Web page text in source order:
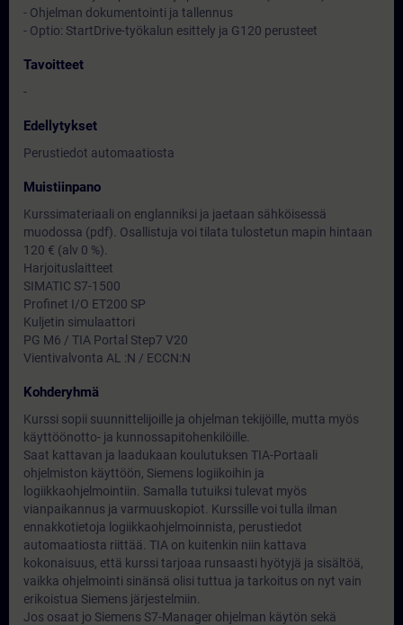
- Ohjelman dokumentointi ja tallennus
- Optio: StartDrive-työkalun esittely ja G120 perusteet
Tavoitteet
-
Edellytykset
Perustiedot automaatiosta
Muistiinpano
Kurssimateriaali on englanniksi ja jaetaan sähköisessä
muodossa (pdf). Osallistuja voi tilata tulostetun mapin hintaan
120 € (alv 0 %).
Harjoituslaitteet
SIMATIC S7-1500
Profinet I/O ET200 SP
Kuljetin simulaattori
PG M6 / TIA Portal Step7 V20
Vientivalvonta AL :N / ECCN:N
Kohderyhmä
Kurssi sopii suunnittelijoille ja ohjelman tekijöille, mutta myös
käyttöönotto- ja kunnossapitohenkilöille.
Saat kattavan ja laadukaan koulutuksen TIA-Portaali
ohjelmiston käyttöön, Siemens logiikoihin ja
logiikkaohjelmointiin. Samalla tutuiksi tulevat myös
vianpaikannus ja varmuuskopiot. Kurssille voi tulla ilman
ennakkotietoja logiikkaohjelmoinnista, perustiedot
automaatiosta riittää. TIA on kuitenkin niin kattava
kokonaisuus, että kurssi tarjoaa runsaasti hyötyjä ja sisältöä,
vaikka ohjelmointi sinänsä olisi tuttua ja tarkoitus on nyt vain
erikoistua Siemens järjestelmiin.
Jos osaat jo Siemens S7-Manager ohjelman käytön sekä